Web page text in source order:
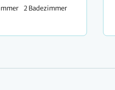
2 Badezimmer